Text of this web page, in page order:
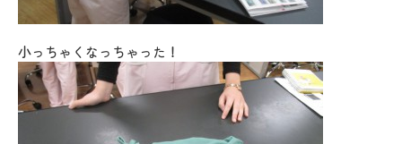
小っちゃくなっちゃった！